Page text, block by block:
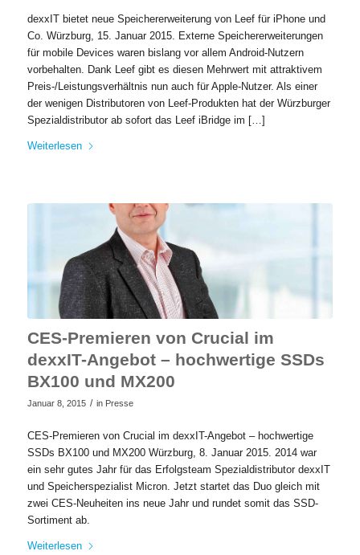
dexxIT bietet neue Speichererweiterung von Leef für iPhone und
Co. Würzburg, 15. Januar 2015. Externe Speichererweiterungen
für mobile Devices waren bislang vor allem Android-Nutzern
vorbehalten. Dank Leef gibt es diesen Mehrwert mit attraktivem
Preis-/Leistungsverhältnis nun auch für Apple-Nutzer. Als einer
der wenigen Distributoren von Leef-Produkten hat der Würzburger
Spezialdistributor ab sofort das Leef iBridge im […]
Weiterlesen
CES-Premieren von Crucial im
dexxIT-Angebot – hochwertige SSDs
BX100 und MX200
Januar 8, 2015 / in Presse
CES-Premieren von Crucial im dexxIT-Angebot – hochwertige
SSDs BX100 und MX200 Würzburg, 8. Januar 2015. 2014 war
ein sehr gutes Jahr für das Erfolgsteam Spezialdistributor dexxIT
und Speicherspezialist Micron. Jetzt startet das Duo gleich mit
zwei CES-Neuheiten ins neue Jahr und rundet somit das SSD-
Sortiment ab.
Weiterlesen